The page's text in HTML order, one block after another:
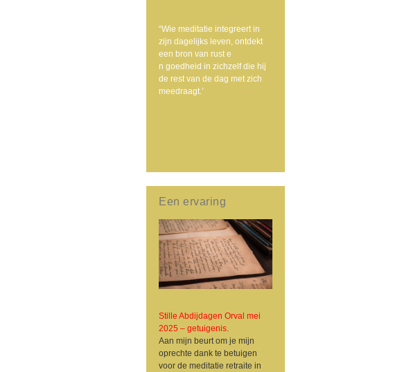
“Wie meditatie integreert in
zijn dagelijks leven, ontdekt
een bron van rust e
n goedheid in zichzelf die hij
de rest van de dag met zich
meedraagt.’
Een ervaring
Stille Abdijdagen Orval mei
2025 – getuigenis.
Aan mijn beurt om je mijn
oprechte dank te betuigen
voor de meditatie retraite in